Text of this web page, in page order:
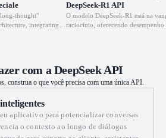
thought"
integrating
3.0-Pro in
It is the premier
problem-solving
DeepSeek-R1 API
O modelo DeepSeek-R1 está na
raciocínio, oferecendo
otimizado especificamente para
profundo, incluindo
com a DeepSeek API
construa o que você precisa com uma única API.
aplicativo para potencializar conversas
o contexto ao longo de diálogos